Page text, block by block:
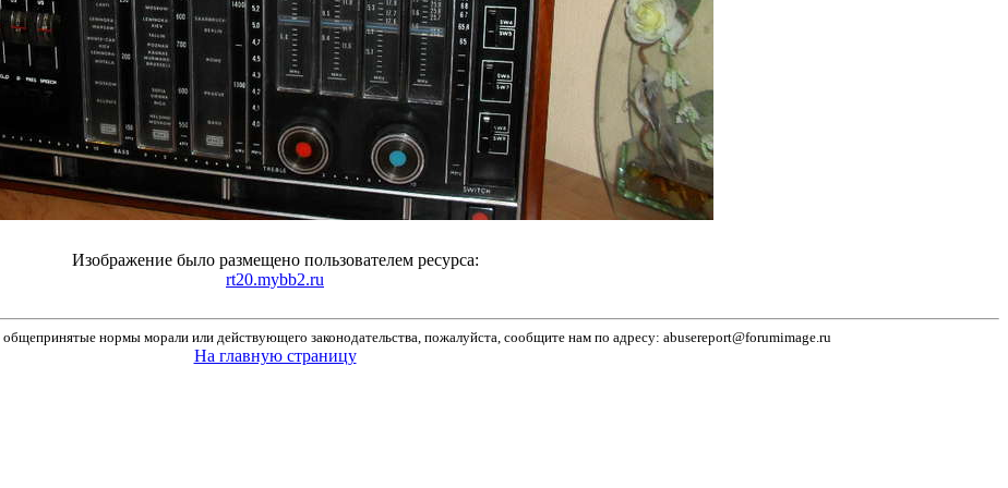
Изображение было размещено пользователем ресурса:
rt20.mybb2.ru
нормы морали или действующего законодательства, пожалуйста, сообщите нам по адресу: abusereport@forumimage.ru
На главную страницу